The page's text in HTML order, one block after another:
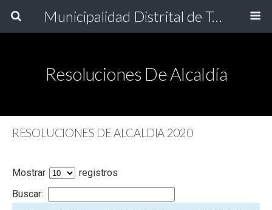
Municipalidad Distrital de Torata
Resoluciones De Alcaldía
RESOLUCIONES DE ALCALDIA 2020
Mostrar
registros
Buscar: